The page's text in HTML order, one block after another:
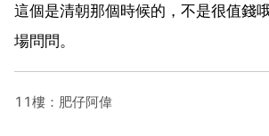
這個是清朝那個時候的，不是很值錢
場問問。
11樓：肥仔阿偉